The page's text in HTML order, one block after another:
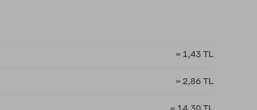
= 1,43 TL
= 2,86 TL